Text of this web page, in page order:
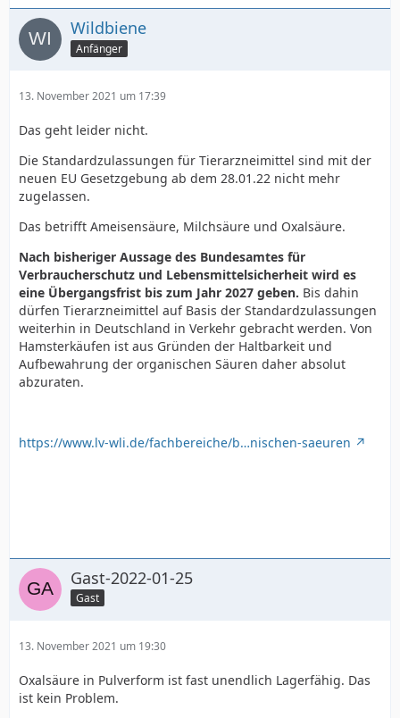
Standardzulassungen handelt es sich vor allem um
Desinfektionsmittel, Infusionslösungen sowie
Arzneimittel zur Anwendung bei Bienen."
"Die Rechtsverordnung ergeht nach Anhörung von
Bundesrates."
Kai
Wildbiene
Anfänger
13. November 2021 um 17:39
Das geht leider nicht.
Die Standardzulassungen für Tierarzneimittel sind mit der
neuen EU Gesetzgebung ab dem 28.01.22 nicht mehr
zugelassen.
Das betrifft Ameisensäure, Milchsäure und Oxalsäure.
Nach bisheriger Aussage des Bundesamtes für
Verbraucherschutz und Lebensmittelsicherheit wird es
eine Übergangsfrist bis zum Jahr 2027 geben. Bis dahin
dürfen Tierarzneimittel auf Basis der Standardzulassungen
weiterhin in Deutschland in Verkehr gebracht werden. Von
Hamsterkäufen ist aus Gründen der Haltbarkeit und
Aufbewahrung der organischen Säuren daher absolut
abzuraten.
https://www.lv-wli.de/fachbereiche/b…nischen-saeuren
Gast-2022-01-25
Gast
13. November 2021 um 19:30
Oxalsäure in Pulverform ist fast unendlich Lagerfähig. Das
ist kein Problem.